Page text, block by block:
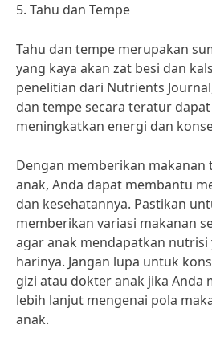
5. Tahu dan Tempe
Tahu dan tempe merupakan
yang kaya akan zat besi dan
penelitian dari Nutrients
dan tempe secara teratur
meningkatkan energi dan
Dengan memberikan
anak, Anda dapat membantu
dan kesehatannya. Pastikan
memberikan variasi makanan
agar anak mendapatkan nutrisi
harinya. Jangan lupa untuk
gizi atau dokter anak jika Anda
lebih lanjut mengenai pola
anak.